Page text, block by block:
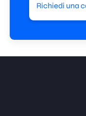
Richiedi una